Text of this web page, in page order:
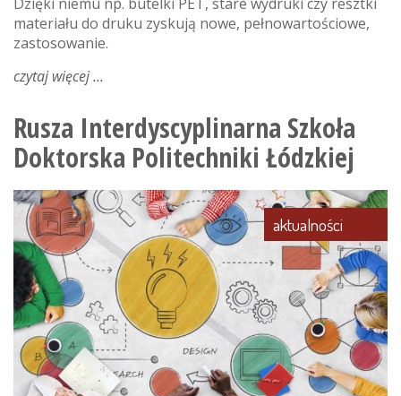
materiału do druku zyskują nowe, pełnowartościowe,
zastosowanie.
czytaj więcejo
rozwiązaniu
studentów
pł
mniej
odpadów
plastikowych
Rusza Interdyscyplinarna Szkoła
Doktorska Politechniki Łódzkiej
aktualności